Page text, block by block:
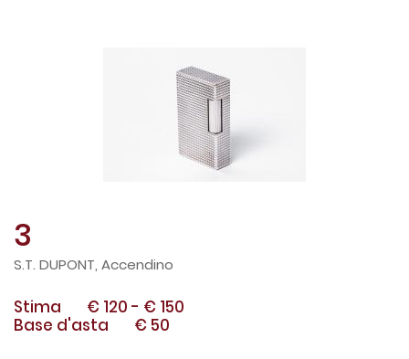
3
S.T. DUPONT, Accendino
Stima € 120 - € 150
Base d'asta
€ 50